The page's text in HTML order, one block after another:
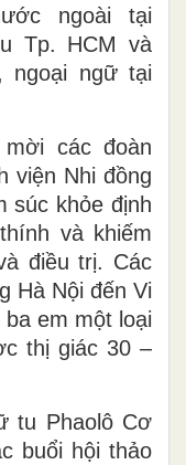
ngoài tại
Tp. HCM và
ngoại ngữ tại
mời các đoàn
viện Nhi đồng
súc khỏe định
và khiếm
điều trị. Các
Hà Nội đến Vi
em một loại
thị giác 30 –
tu Phaolô Cơ
buổi hội thảo